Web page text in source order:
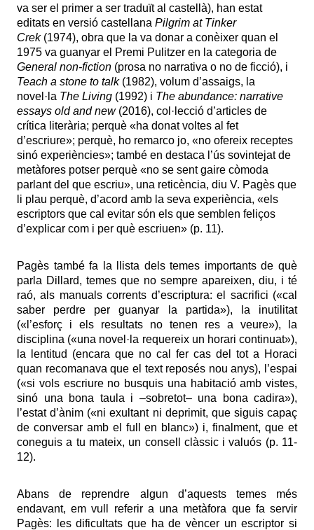
va ser el primer a ser traduït al castellà), han estat
editats en versió castellana Pilgrim at Tinker
Crek (1974), obra que la va donar a conèixer quan el
1975 va guanyar el Premi Pulitzer en la categoria de
General non-fiction (prosa no narrativa o no de ficció), i
Teach a stone to talk(1982), volum d’assaigs, la
novel·la The Living (1992) i The abundance: narrative
essays old and new(2016), col·lecció d’articles de
crítica literària; perquè «ha donat voltes al fet
d’escriure»; perquè, ho remarco jo, «no ofereix receptes
sinó experiències»; també en destaca l’ús sovintejat de
metàfores potser perquè «no se sent gaire còmoda
parlant del que escriu», una reticència, diu V. Pagès que
li plau perquè, d’acord amb la seva experiència, «els
escriptors que cal evitar són els que semblen feliços
d’explicar com i per què escriuen» (p. 11).
Pagès també fa la llista dels temes importants de què
parla Dillard, temes que no sempre apareixen, diu, i té
raó, als manuals corrents d’escriptura: el sacrifici («cal
saber perdre per guanyar la partida»), la inutilitat
(«l’esforç i els resultats no tenen res a veure»), la
disciplina («una novel·la requereix un horari continuat»),
la lentitud (encara que no cal fer cas del tot a Horaci
quan recomanava que el text reposés nou anys), l’espai
(«si vols escriure no busquis una habitació amb vistes,
sinó una bona taula i –sobretot– una bona cadira»),
l’estat d’ànim («ni exultant ni deprimit, que siguis capaç
de conversar amb el full en blanc») i, finalment, que et
coneguis a tu mateix, un consell clàssic i valuós (p. 11-
12).
Abans de reprendre algun d’aquests temes més
endavant, em vull referir a una metàfora que fa servir
Pagès: les dificultats que ha de vèncer un escriptor si